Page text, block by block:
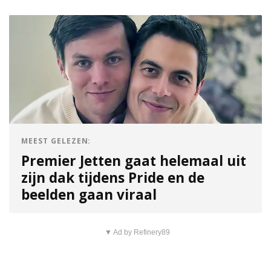
MEEST GELEZEN:
Premier Jetten gaat helemaal uit
zijn dak tijdens Pride en de
beelden gaan viraal
▼ Ad by Refinery89